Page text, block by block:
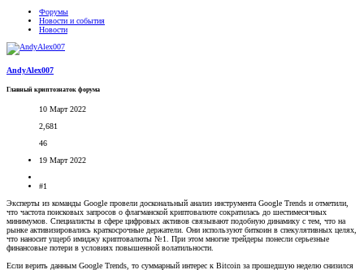
Форумы
Новости и события
Новости
AndyAlex007
Главный криптознаток форума
10 Март 2022
2,681
46
19 Март 2022
#1
Эксперты из команды Google провели доскональный анализ инструмента Google Trends и отметили,
что частота поисковых запросов о флагманской криптовалюте сократилась до шестимесячных
минимумов. Специалисты в сфере цифровых активов связывают подобную динамику с тем, что на
рынке активизировались краткосрочные держатели. Они используют биткоин в спекулятивных целях,
что наносит ущерб имиджу криптовалюты №1. При этом многие трейдеры понесли серьезные
финансовые потери в условиях повышенной волатильности.
Если верить данным Google Trends, то суммарный интерес к Bitcoin за прошедшую неделю снизился